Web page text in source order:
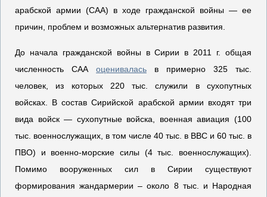
арабской армии (САА) в ходе гражданской войны — ее
причин, проблем и возможных альтернатив развития.
До начала гражданской войны в Сирии в 2011 г. общая
численность САА оценивалась в примерно 325 тыс.
человек, из которых 220 тыс. служили в сухопутных
войсках. В состав Сирийской арабской армии входят три
вида войск — сухопутные войска, военная авиация (100
тыс. военнослужащих, в том числе 40 тыс. в ВВС и 60 тыс. в
ПВО) и военно-морские силы (4 тыс. военнослужащих).
Помимо вооруженных сил в Сирии существуют
формирования жандармерии – около 8 тыс. и Народная